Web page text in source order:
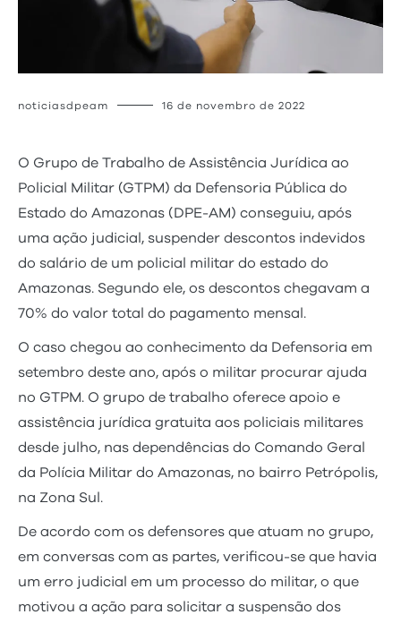
noticiasdpeam 16 de novembro de 2022
O Grupo de Trabalho de Assistência Jurídica ao
Policial Militar (GTPM) da Defensoria Pública do
Estado do Amazonas (DPE-AM) conseguiu, após
uma ação judicial, suspender descontos indevidos
do salário de um policial militar do estado do
Amazonas. Segundo ele, os descontos chegavam a
70% do valor total do pagamento mensal.
O caso chegou ao conhecimento da Defensoria em
setembro deste ano, após o militar procurar ajuda
no GTPM. O grupo de trabalho oferece apoio e
assistência jurídica gratuita aos policiais militares
desde julho, nas dependências do Comando Geral
da Polícia Militar do Amazonas, no bairro Petrópolis,
na Zona Sul.
De acordo com os defensores que atuam no grupo,
em conversas com as partes, verificou-se que havia
um erro judicial em um processo do militar, o que
motivou a ação para solicitar a suspensão dos